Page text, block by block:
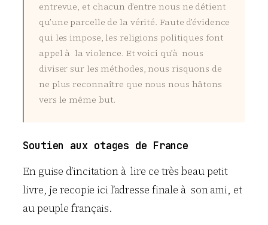
entrevue, et chacun d’entre nous ne détient
qu’une parcelle de la vérité. Faute d’évidence
qui les impose, les religions politiques font
appel à la violence. Et voici qu’à nous
diviser sur les méthodes, nous risquons de
ne plus reconnaître que nous nous hâtons
vers le même but.
Soutien aux otages de France
En guise d’incitation à lire ce très beau petit
livre, je recopie ici l’adresse finale à son ami, et
au peuple français.